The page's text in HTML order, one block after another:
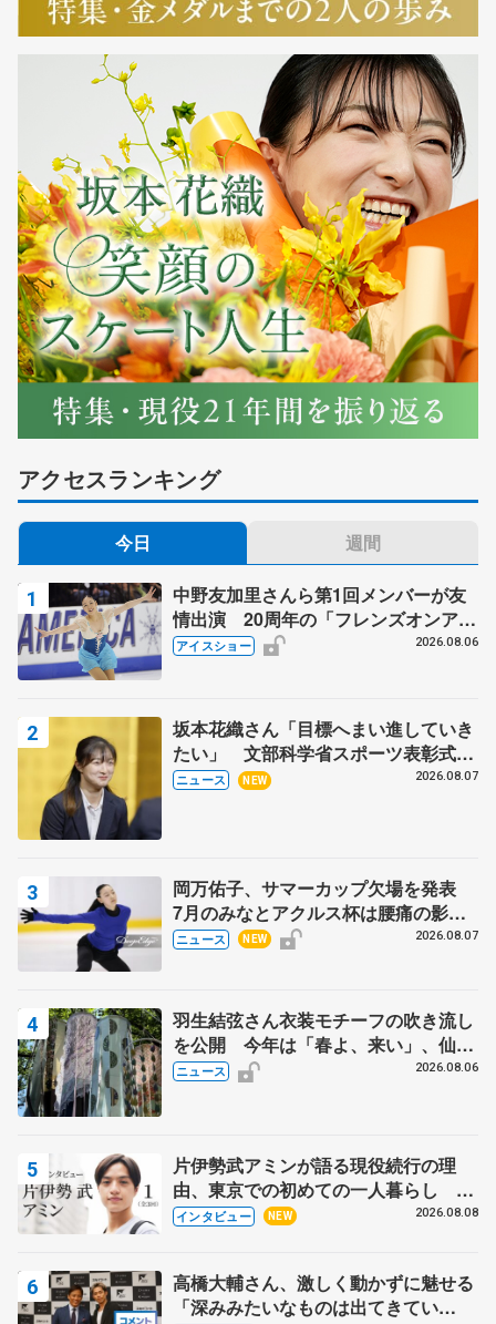
アクセスランキング
今日 週間
中野友加里さんら第1回メンバーが友
情出演 20周年の「フレンズオンアイ
ス」 宮本賢二さん、有川梨絵さん、
アイスショー 2026.08.06
坂本花織さん「目標へまい進していき
たい」 文部科学省スポーツ表彰式で
代表謝辞
ニュース NEW 2026.08.07
岡万佑子、サマーカップ欠場を発表
7月のみなとアクルス杯は腰痛の影響
で
ニュース NEW 2026.08.07
羽生結弦さん衣装モチーフの吹き流し
を公開 今年は「春よ、来い」、仙台
の瑞鳳殿
ニュース 2026.08.06
片伊勢武アミンが語る現役続行の理
由、東京での初めての一人暮らし 注
目スケーターの「今」に迫る
インタビュー NEW 2026.08.08
高橋大輔さん、激しく動かずに魅せる
「深みみたいなものは出てきてい